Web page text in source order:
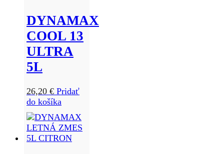
DYNAMAX
COOL 13
ULTRA
5L
26,20 € Pridať
do košíka